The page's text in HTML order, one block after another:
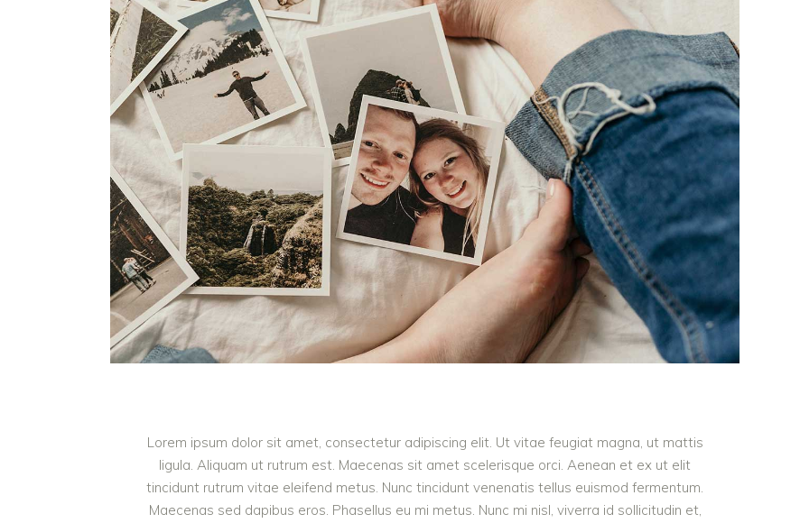
Lorem ipsum dolor sit amet, consectetur adipiscing elit. Ut vitae feugiat magna, ut mattis
ligula. Aliquam ut rutrum est. Maecenas sit amet scelerisque orci. Aenean et ex ut elit
tincidunt rutrum vitae eleifend metus. Nunc tincidunt venenatis tellus euismod fermentum.
Maecenas sed dapibus eros. Phasellus eu mi metus. Nunc mi nisl, viverra id sollicitudin et,